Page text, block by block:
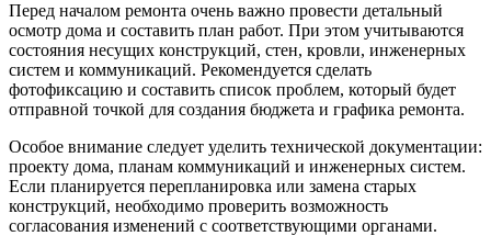
Перед началом ремонта очень важно провести детальный
осмотр дома и составить план работ. При этом учитываются
состояния несущих конструкций, стен, кровли, инженерных
систем и коммуникаций. Рекомендуется сделать
фотофиксацию и составить список проблем, который будет
отправной точкой для создания бюджета и графика ремонта.
Особое внимание следует уделить технической документации:
проекту дома, планам коммуникаций и инженерных систем.
Если планируется перепланировка или замена старых
конструкций, необходимо проверить возможность
согласования изменений с соответствующими органами.